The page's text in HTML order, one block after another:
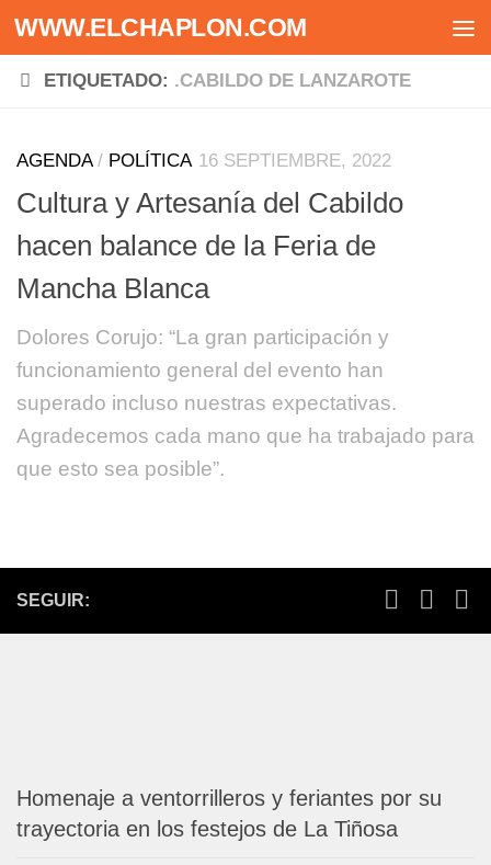
Saltar al contenido
WWW.ELCHAPLON.COM
ETIQUETADO: .CABILDO DE LANZAROTE
AGENDA/ POLÍTICA 16 SEPTIEMBRE, 2022
Cultura y Artesanía del Cabildo
hacen balance de la Feria de
Mancha Blanca
Dolores Corujo: “La gran participación y
funcionamiento general del evento han
superado incluso nuestras expectativas.
Agradecemos cada mano que ha trabajado para
que esto sea posible”.
SEGUIR:
Homenaje a ventorrilleros y feriantes por su
trayectoria en los festejos de La Tiñosa